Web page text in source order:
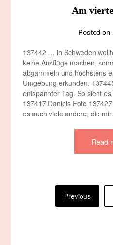
Am
Posted on
137442 … in Schweden
keine Ausflüge machen,
abgammeln und höchstens
Umgebung erkunden.
entspannter Tag. So sieht
137417 Daniels Foto
es auch viele andere, die
Read
Previous